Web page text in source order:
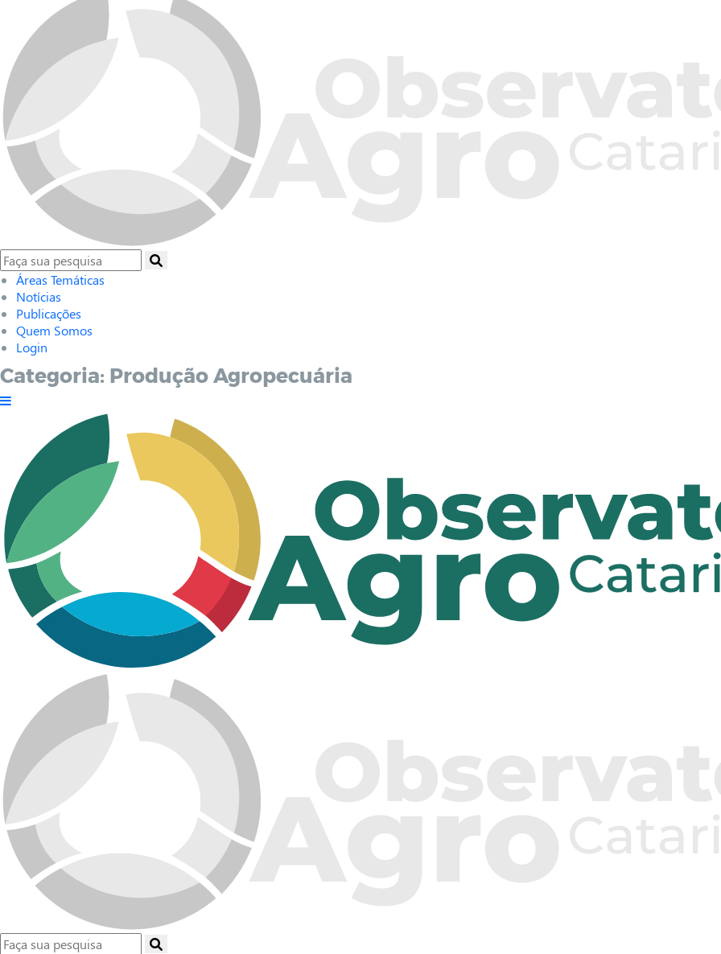
Áreas Temáticas
Notícias
Publicações
Quem Somos
Login
Categoria: Produção Agropecuária